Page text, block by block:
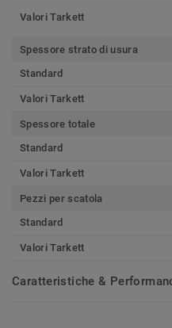
Valori Tarkett
Spessore strato di usura
Standard
Valori Tarkett
Spessore totale
Standard
Valori Tarkett
Pezzi per scatola
Standard
Valori Tarkett
Caratteristiche &